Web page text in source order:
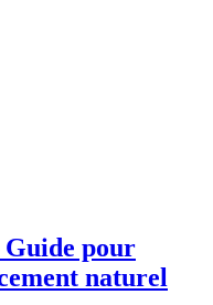
Guide pour
naturel